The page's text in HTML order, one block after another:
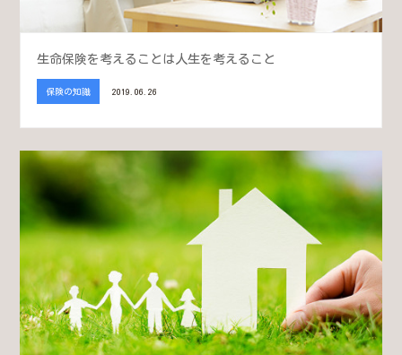
生命保険を考えることは人生を考えること
保険の知識 2019.06.26